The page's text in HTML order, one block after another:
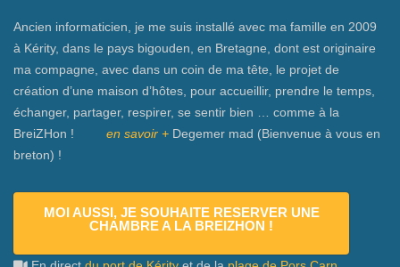
Ancien informaticien, je me suis installé avec ma famille en 2009
à Kérity, dans le pays bigouden, en Bretagne, dont est originaire
ma compagne, avec dans un coin de ma tête, le projet de
création d’une maison d’hôtes, pour accueillir, prendre le temps,
échanger, partager, respirer, se sentir bien … comme à la
BreiZHon ! en savoir + Degemer mad (Bienvenue à vous en
breton) !
MOI AUSSI, JE SOUHAITE RESERVER UNE
CHAMBRE A LA BREIZHON !